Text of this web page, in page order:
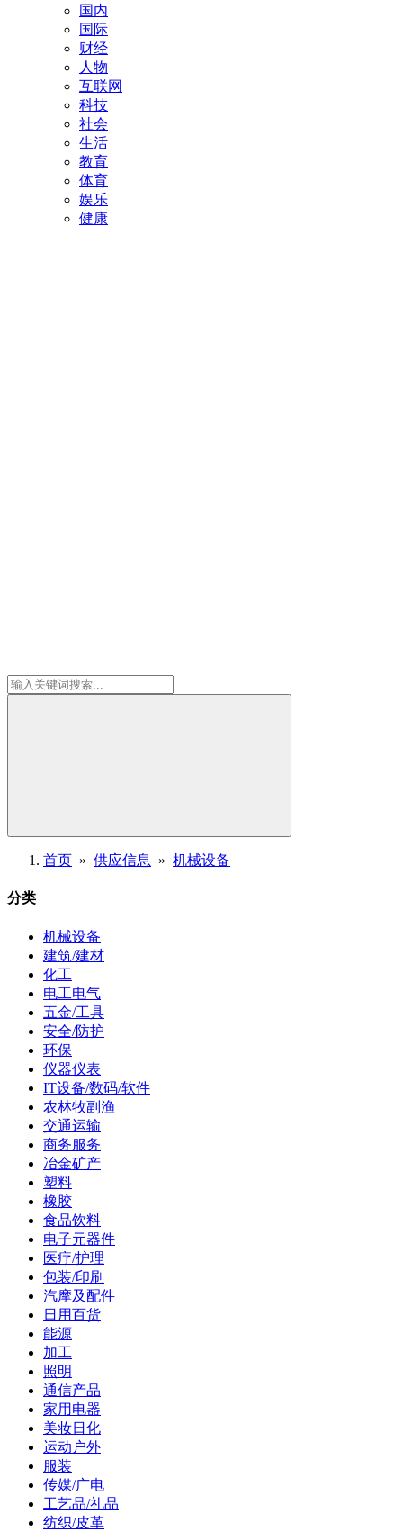
国内
国际
财经
人物
互联网
科技
社会
生活
教育
体育
娱乐
健康
首页 » 供应信息 » 机械设备
分类
机械设备
建筑/建材
化工
电工电气
五金/工具
安全/防护
环保
仪器仪表
IT设备/数码/软件
农林牧副渔
交通运输
商务服务
冶金矿产
塑料
橡胶
食品饮料
电子元器件
医疗/护理
包装/印刷
汽摩及配件
日用百货
能源
加工
照明
通信产品
家用电器
美妆日化
运动户外
服装
传媒/广电
工艺品/礼品
纺织/皮革